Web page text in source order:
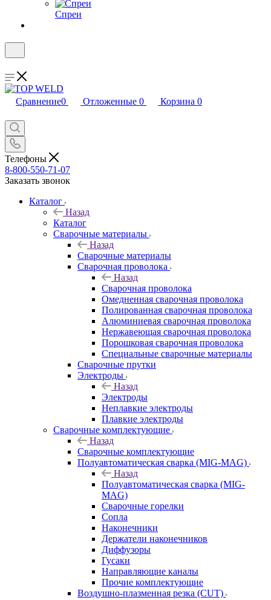
Спреи
Сравнение0 Отложенные 0 Корзина 0
Телефоны
8-800-550-71-07
Заказать звонок
Каталог
Назад
Каталог
Сварочные материалы
Назад
Сварочные материалы
Сварочная проволока
Назад
Сварочная проволока
Омедненная сварочная проволока
Полированная сварочная проволока
Алюминиевая сварочная проволока
Нержавеющая сварочная проволока
Порошковая сварочная проволока
Специальные сварочные материалы
Сварочные прутки
Электроды
Назад
Электроды
Неплавкие электроды
Плавкие электроды
Сварочные комплектующие
Назад
Сварочные комплектующие
Полуавтоматическая сварка (MIG-MAG)
Назад
Полуавтоматическая сварка (MIG-
MAG)
Сварочные горелки
Сопла
Наконечники
Держатели наконечников
Диффузоры
Гусаки
Направляющие каналы
Прочие комплектующие
Воздушно-плазменная резка (CUT)